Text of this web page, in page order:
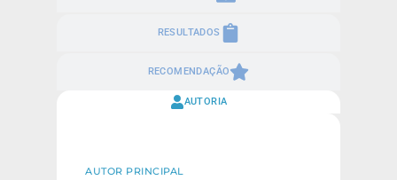
RESULTADOS
RECOMENDAÇÃO
AUTORIA
AUTOR PRINCIPAL